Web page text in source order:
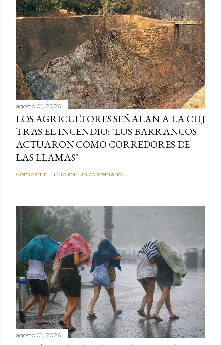
agosto 01, 2026
LOS AGRICULTORES SEÑALAN A LA CHJ
TRAS EL INCENDIO: "LOS BARRANCOS
ACTUARON COMO CORREDORES DE
LAS LLAMAS"
Compartir Publicar un comentario
agosto 01, 2026